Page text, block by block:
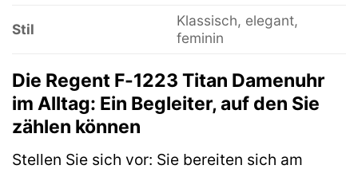
Stil
Klassisch, elegant,
feminin
Die Regent F-1223 Titan Damenuhr
im Alltag: Ein Begleiter, auf den Sie
zählen können
Stellen Sie sich vor: Sie bereiten sich am